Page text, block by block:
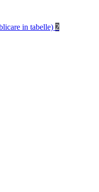
in tabelle) 2